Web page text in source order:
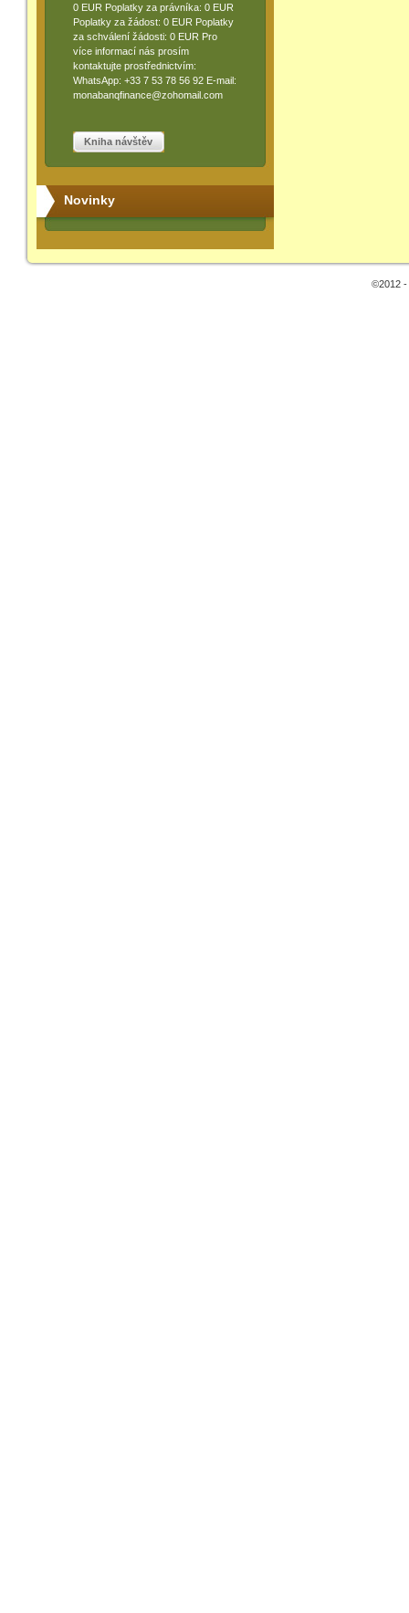
0 EUR Poplatky za právníka: 0 EUR
Poplatky za žádost: 0 EUR Poplatky
za schválení žádosti: 0 EUR Pro
více informací nás prosím
kontaktujte prostřednictvím:
WhatsApp: +33 7 53 78 56 92 E-mail:
monabanqfinance@zohomail.com
Kniha návštěv
Novinky
©2012 -